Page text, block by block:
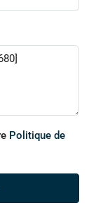
Politique de